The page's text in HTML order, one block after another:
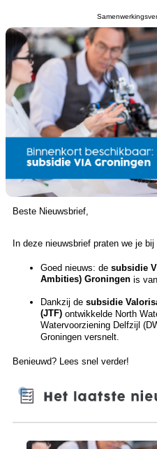
Beste Nieuwsbrief,
In deze nieuwsbrief praten we je
Goed nieuws: de subsidie
Ambities) Groningen is
Dankzij de subsidie
(JTF) ontwikkelde North
Watervoorziening Delfzijl
Groningen versnelt.
Benieuwd? Lees snel verder!